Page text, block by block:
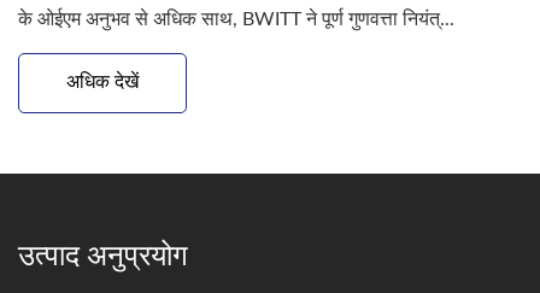
के ओईएम अनुभव से अधिक साथ, BWITT ने पूर्ण गुणवत्ता नियंत्...
अधिक देखें
उत्पाद अनुप्रयोग